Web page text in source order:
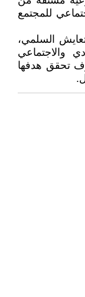
للمجتمع
السلمي،
والاجتماعي
تحقق هدفها